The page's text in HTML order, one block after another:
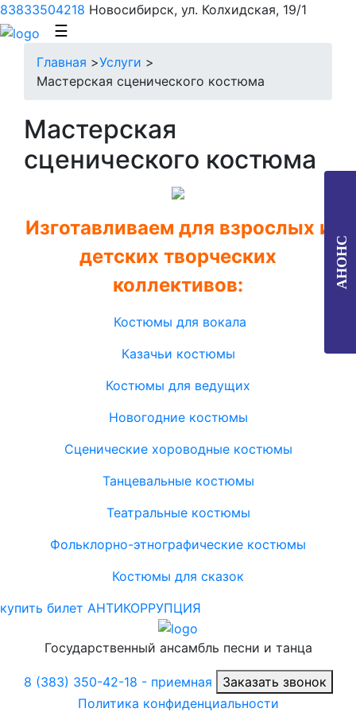
83833504218 Новосибирск, ул. Колхидская, 19/1
☰
Главная >Услуги >
Мастерская сценического костюма
Мастерская
сценического костюма
Изготавливаем для взрослых и
детских творческих
коллективов:
Костюмы для вокала
Казачьи костюмы
Костюмы для ведущих
Новогодние костюмы
Сценические хороводные костюмы
Танцевальные костюмы
Театральные костюмы
Фольклорно-этнографические костюмы
Костюмы для сказок
АНОНС
купить билет АНТИКОРРУПЦИЯ
Государственный ансамбль песни и танца
8 (383) 350-42-18 - приемная
Заказать звонок
Политика конфиденциальности